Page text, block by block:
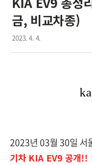
금, 비교차종)
2023. 4. 4.
2023년 03월 30일 서
기차 KIA EV9 공개!!